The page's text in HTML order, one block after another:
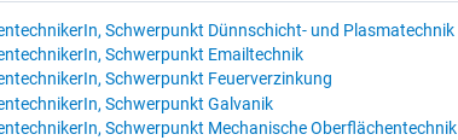
Schwerpunkt Dünnschicht- und Plasmatechnik
Schwerpunkt Emailtechnik
Schwerpunkt Feuerverzinkung
Schwerpunkt Galvanik
Schwerpunkt Mechanische Oberflächentechnik